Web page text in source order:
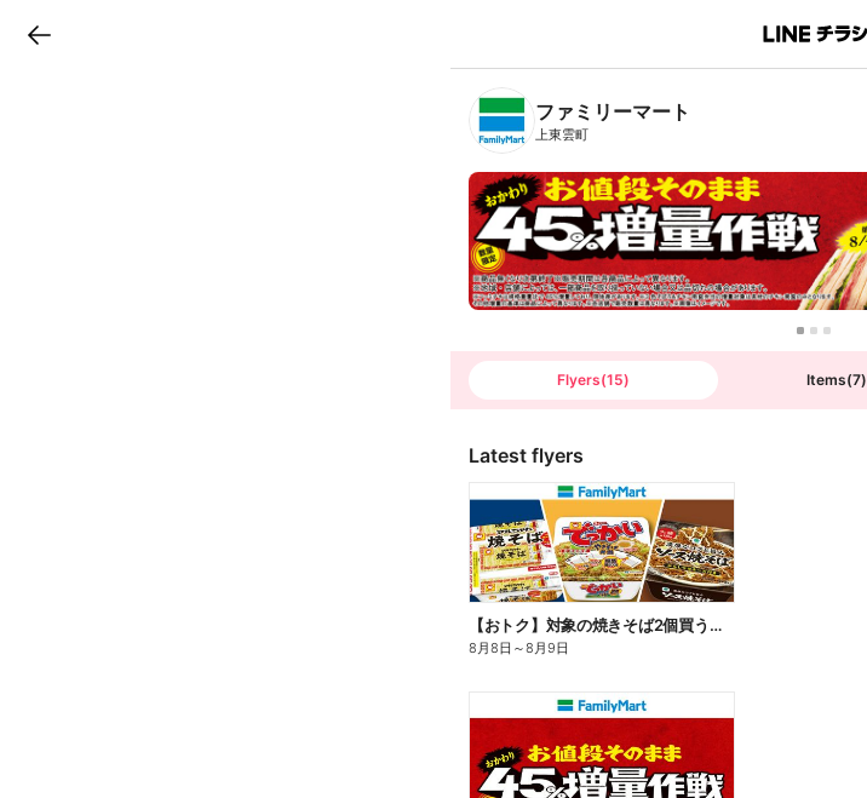
B
n
T
ファミリーマート
上東雲町
Flyers(15) Items(7)
Latest flyers
【おトク】対象の焼きそば2個買うと100円引き!
8月8日 ～8月9日